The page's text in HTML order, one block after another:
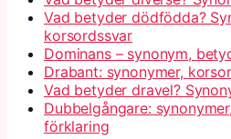
Vad betyder dödfödda?
korsordssvar
Dominans – synonym,
Drabant: synonymer,
Vad betyder dravel?
Dubbelgångare:
förklaring